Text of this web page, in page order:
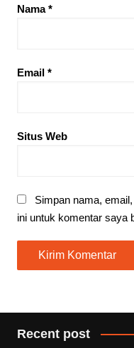
Nama*
Email *
Situs Web
Simpan nama,
ini untuk komentar saya
Recent post